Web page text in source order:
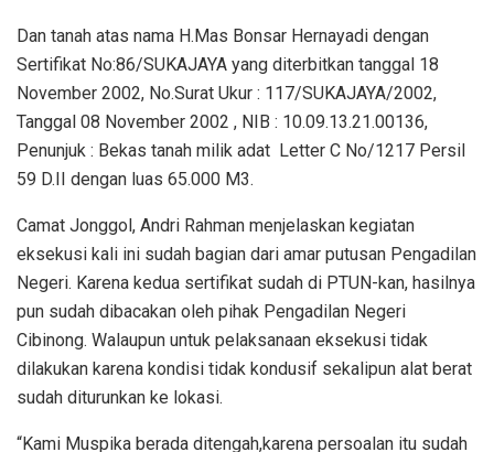
Dan tanah atas nama H.Mas Bonsar Hernayadi dengan
Sertifikat No:86/SUKAJAYA yang diterbitkan tanggal 18
November 2002, No.Surat Ukur : 117/SUKAJAYA/2002,
Tanggal 08 November 2002 , NIB : 10.09.13.21.00136,
Penunjuk : Bekas tanah milik adat Letter C No/1217 Persil
59 D.II dengan luas 65.000 M3.
Camat Jonggol, Andri Rahman menjelaskan kegiatan
eksekusi kali ini sudah bagian dari amar putusan Pengadilan
Negeri. Karena kedua sertifikat sudah di PTUN-kan, hasilnya
pun sudah dibacakan oleh pihak Pengadilan Negeri
Cibinong. Walaupun untuk pelaksanaan eksekusi tidak
dilakukan karena kondisi tidak kondusif sekalipun alat berat
sudah diturunkan ke lokasi.
“Kami Muspika berada ditengah,karena persoalan itu sudah